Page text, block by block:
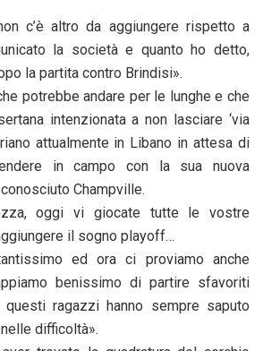
c’è altro da aggiungere rispetto a
la società e quanto ho detto,
la partita contro Brindisi».
potrebbe andare per le lunghe e che
intenzionata a non lasciare ‘via
attualmente in Libano in attesa di
in campo con la sua nuova
Champville.
oggi vi giocate tutte le vostre
il sogno playoff…
ed ora ci proviamo anche
benissimo di partire sfavoriti
questi ragazzi hanno sempre saputo
difficoltà».